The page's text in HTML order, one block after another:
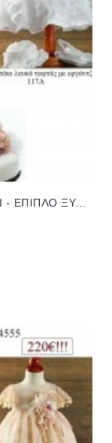
ΑΜΑΞΑ πλήρες βαπτιστικό σετ με ΚΟΥΤΙ - ΕΠΙΠΛΟ ΞΥΛΟ Η' ΒΑΛΙΤΣΑ Νο ΓΙΟ - 317954 270€!!!!